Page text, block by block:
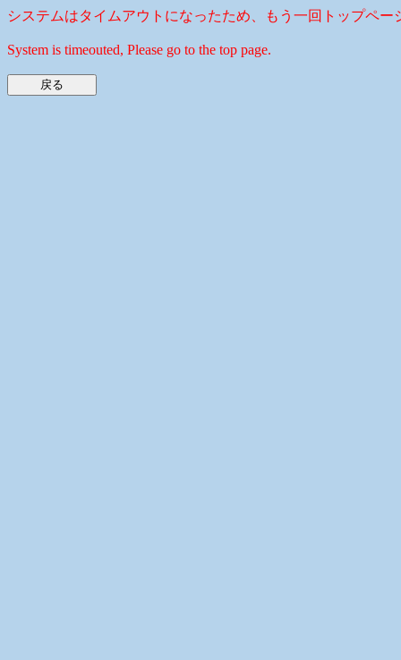
システムはタイムアウトになったため、もう一回トップペー
System is timeouted, Please go to the top page.